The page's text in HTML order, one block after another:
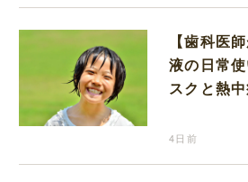
【歯科医
液の日常
スクと熱
4日前